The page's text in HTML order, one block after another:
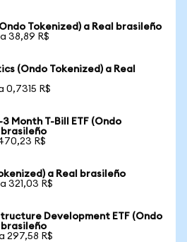
Tokenized) a Real brasileño
38,89 R$
(Ondo Tokenized) a Real
0,7315 R$
3 Month T-Bill ETF (Ondo
brasileño
R$
a Real brasileño
321,03 R$
Development ETF (Ondo
brasileño
297,58 R$